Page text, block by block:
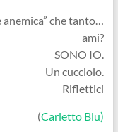
che tanto…
ami?
SONO IO.
Un cucciolo.
Riflettici
(Carletto Blu)